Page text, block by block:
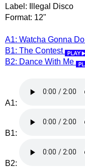
Label: Illegal Disco
Format: 12"
A1: Watcha Gonna Do
B1: The Contest
B2: Dance With Me
A1:
B1:
B2: